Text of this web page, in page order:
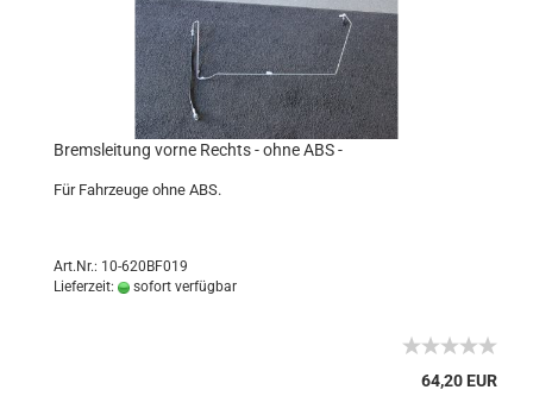
Bremsleitung vorne Rechts - ohne ABS -
Für Fahrzeuge ohne ABS.
Art.Nr.: 10-620BF019
Lieferzeit:
sofort verfügbar
64,20 EUR